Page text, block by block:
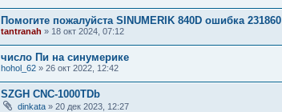
Помогите пожалуйста SINUMERIK 840D ошибка 231860
tantranah » 18 окт 2024, 07:12
число Пи на синумерике
hohol_62 » 26 окт 2022, 12:42
SZGH CNC-1000TDb
dinkata » 20 дек 2023, 12:27